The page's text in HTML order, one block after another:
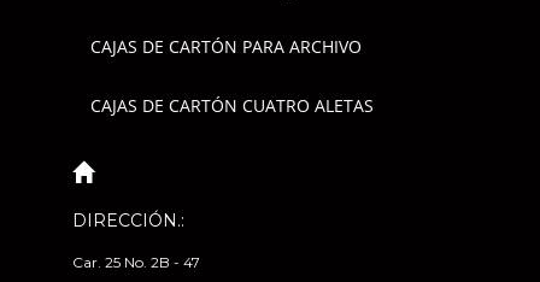
CAJAS DE CARTÓN PARA ARCHIVO
CAJAS DE CARTÓN CUATRO ALETAS
DIRECCIÓN.:
Car. 25 No. 2B - 47